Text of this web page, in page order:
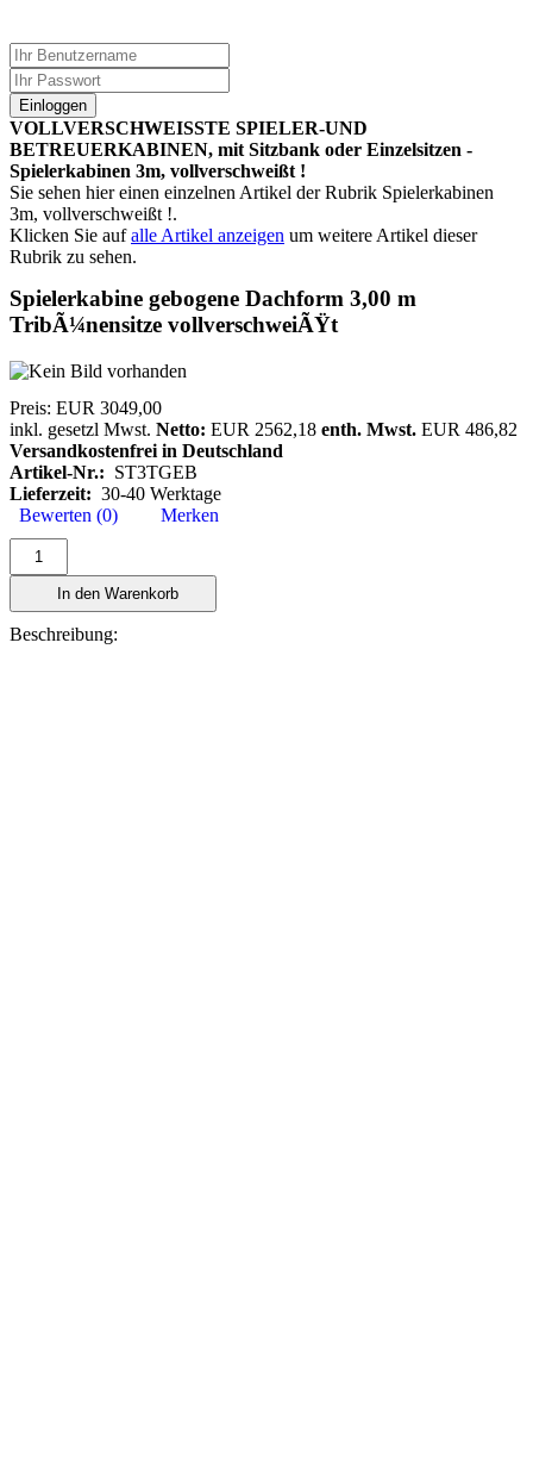
Einloggen
VOLLVERSCHWEISSTE SPIELER-UND
BETREUERKABINEN, mit Sitzbank oder Einzelsitzen -
Spielerkabinen 3m, vollverschweißt !
Sie sehen hier einen einzelnen Artikel der Rubrik Spielerkabinen
3m, vollverschweißt !.
Klicken Sie aufalle Artikel anzeigen um weitere Artikel dieser
Rubrik zu sehen.
Spielerkabine gebogene Dachform 3,00 m
TribÃ¼nensitze vollverschweiÃŸt
Preis: EUR 3049,00
inkl. gesetzl Mwst. Netto: EUR 2562,18 enth. Mwst. EUR 486,82
Versandkostenfrei in Deutschland
Artikel-Nr.: ST3TGEB
Lieferzeit: 30-40 Werktage
Bewerten (0)
Merken
In den Warenkorb
Beschreibung: